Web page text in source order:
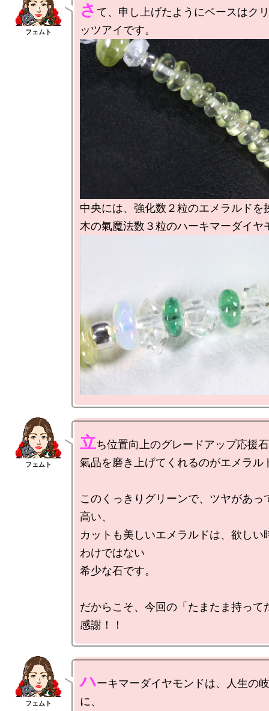
さ て、申し上げたようにベースはク
中央には、強化数２粒のエメラルドを
立ち位置向上のグレードアップ応援
氣品を磨き上げてくれるのがエメラル
このくっきりグリーンで、ツヤがあっ
高い、
カットも美しいエメラルドは、欲しい
わけではない
希少な石です。
だからこそ、今回の「たまたま持って
ハーキマーダイヤモンドは、人生の
に、